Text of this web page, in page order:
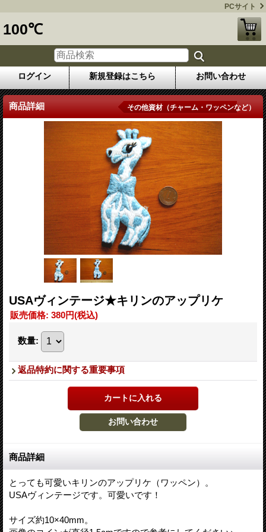
PCサイト
100℃
ログイン 新規登録はこちら お問い合わせ
商品詳細 その他資材（チャーム・ワッペンなど）
USAヴィンテージ★キリンのアップリケ
販売価格: 380円(税込)
数量:
返品特約に関する重要事項
商品詳細
とっても可愛いキリンのアップリケ（ワッペン）。
USAヴィンテージです。可愛いです！
サイズ約10×40mm。